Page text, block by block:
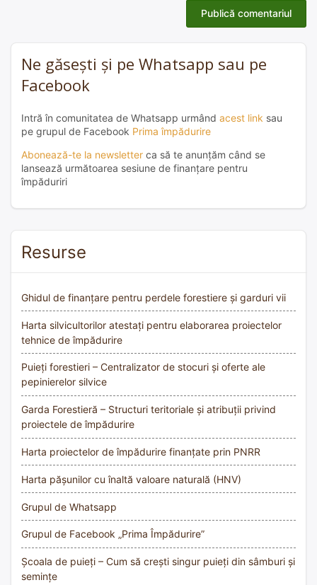
Ne găsești și pe Whatsapp sau pe
Facebook
Intră în comunitatea de Whatsapp urmând acest link sau
pe grupul de Facebook Prima împădurire
Abonează-te la newsletter ca să te anunțăm când se
lansează următoarea sesiune de finanțare pentru
împăduriri
Resurse
Ghidul de finanțare pentru perdele forestiere și garduri vii
Harta silvicultorilor atestați pentru elaborarea proiectelor
tehnice de împădurire
Puieți forestieri – Centralizator de stocuri și oferte ale
pepinierelor silvice
Garda Forestieră – Structuri teritoriale și atribuții privind
proiectele de împădurire
Harta proiectelor de împădurire finanțate prin PNRR
Harta pășunilor cu înaltă valoare naturală (HNV)
Grupul de Whatsapp
Grupul de Facebook „Prima Împădurire”
Școala de puieți – Cum să crești singur puieți din sâmburi și
semințe